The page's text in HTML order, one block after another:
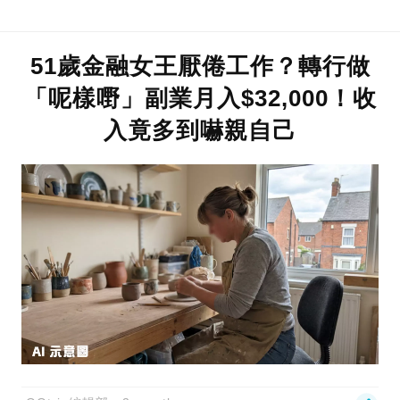
51歲金融女王厭倦工作？轉行做
「呢樣嘢」副業月入$32,000！收
入竟多到嚇親自己